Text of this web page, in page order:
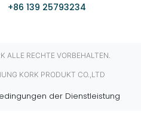
+86 139 25793234
RECHTE VORBEHALTEN.
KORK PRODUKT CO.,LTD
der Dienstleistung